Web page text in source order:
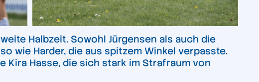
Halbzeit. Sowohl Jürgensen als auch die
wie Harder, die aus spitzem Winkel verpasste.
Hasse, die sich stark im Strafraum von